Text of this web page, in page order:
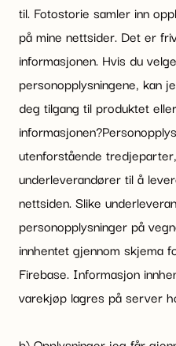
til. Fotostorie samler inn
på mine nettsider. Det er
informasjonen. Hvis du
personopplysningene, kan
deg tilgang til produktet
utenforstående
underleverandører til å
nettsiden. Slike
personopplysninger på
innhentet gjennom skjema
Firebase. Informasjon
varekjøp lagres på server